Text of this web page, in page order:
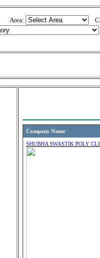
Area:
Company Name
SHUBHA SWASTIK POLY